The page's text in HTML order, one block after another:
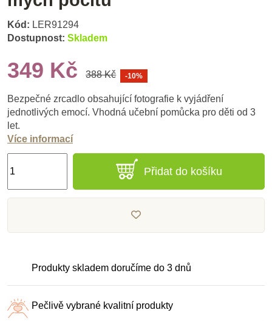
Kód: LER91294
Dostupnost: Skladem
349 Kč 388 Kč -10%
Bezpečné zrcadlo obsahující fotografie k vyjádření
jednotlivých emocí. Vhodná učební pomůcka pro děti od 3
let.
Více informací
Přidat do košíku
Produkty skladem doručíme do 3 dnů
Pečlivě vybrané kvalitní produkty